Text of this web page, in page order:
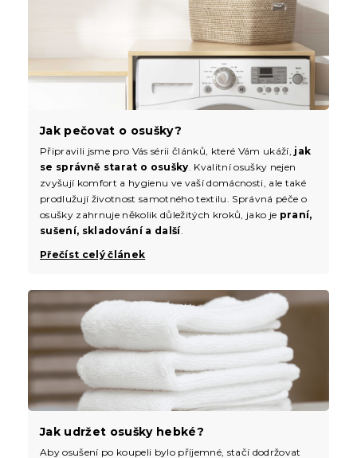
Jak udržet osušky hebké?
Aby osušení po koupeli bylo příjemné, stačí dodržovat
Jak pečovat o osušky?
Připravili jsme pro Vás sérii článků, které Vám ukáží, jak
se správně starat o osušky. Kvalitní osušky nejen
zvyšují komfort a hygienu ve vaší domácnosti, ale také
prodlužují životnost samotného textilu. Správná péče o
osušky zahrnuje několik důležitých kroků, jako je praní,
sušení, skladování a další.
Přečíst celý článek